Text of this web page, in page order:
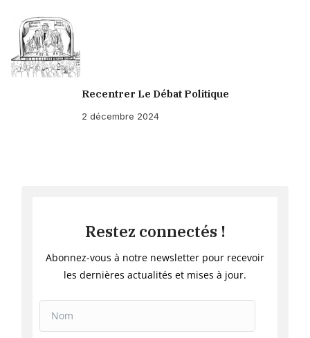
Recentrer Le Débat Politique
2 décembre 2024
Restez connectés !
Abonnez-vous à notre newsletter pour recevoir
les dernières actualités et mises à jour.